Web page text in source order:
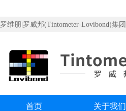
罗维朋|罗威邦(Tintometer-Lovibond)集团
首页 关于我们